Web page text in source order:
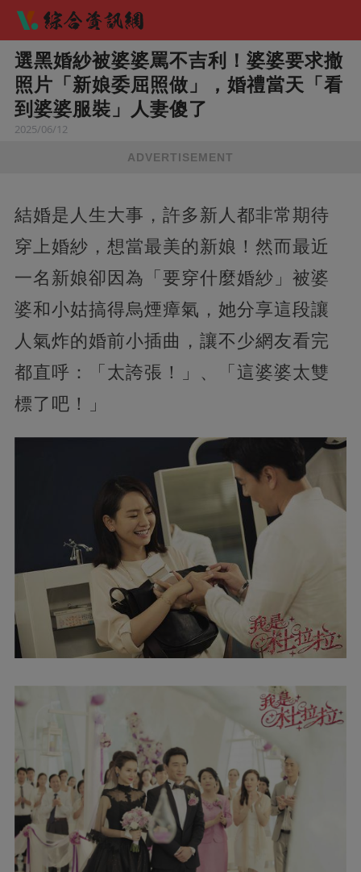
選黑婚紗被婆婆罵不吉利！婆婆要求撤
照片「新娘委屈照做」，婚禮當天「看
到婆婆服裝」人妻傻了
2025/06/12
ADVERTISEMENT
結婚是人生大事，許多新人都非常期待
穿上婚紗，想當最美的新娘！然而最近
一名新娘卻因為「要穿什麼婚紗」被婆
婆和小姑搞得烏煙瘴氣，她分享這段讓
人氣炸的婚前小插曲，讓不少網友看完
都直呼：「太誇張！」、「這婆婆太雙
標了吧！」